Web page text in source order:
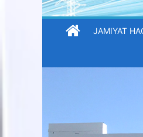
elektr
“Buxoro
JAMIYAT